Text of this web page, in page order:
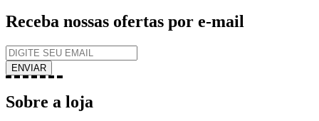
Receba nossas ofertas por e-mail
Sobre a loja